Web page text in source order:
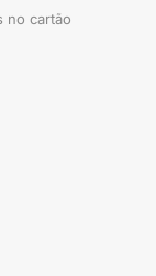
no cartão